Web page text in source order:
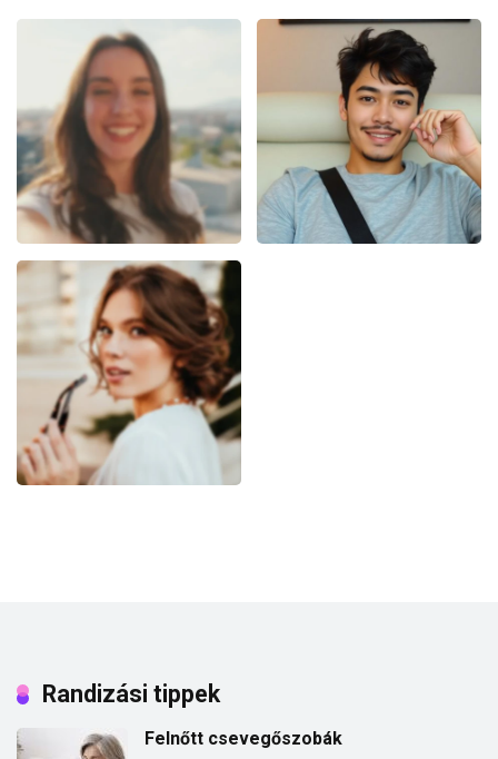
Randizási tippek
Felnőtt csevegőszobák